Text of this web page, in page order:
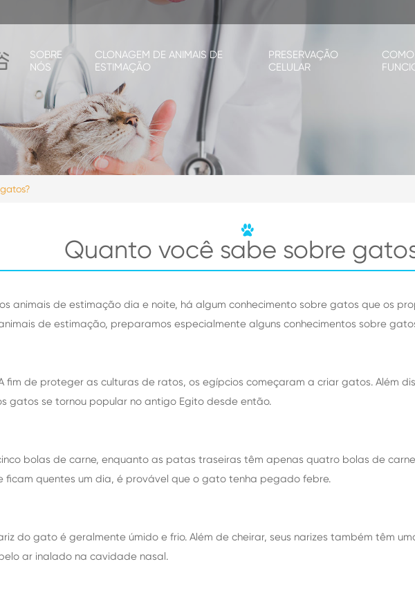
SOBRE
NÓS
CLONAGEM DE ANIMAIS DE
ESTIMAÇÃO
PRESERVAÇÃO
CELULAR
COMO
Quanto você sabe sobre
animais de estimação dia e noite, há algum conhecimento sobre gatos que os
de estimação, preparamos especialmente alguns conhecimentos sobre
fim de proteger as culturas de ratos, os egípcios começaram a criar gatos. Além
gatos se tornou popular no antigo Egito desde então.
bolas de carne, enquanto as patas traseiras têm apenas quatro bolas de
ficam quentes um dia, é provável que o gato tenha pegado febre.
do gato é geralmente úmido e frio. Além de cheirar, seus narizes também têm
ar inalado na cavidade nasal.